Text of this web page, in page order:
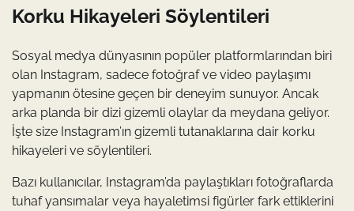
Korku Hikayeleri Söylentileri
Sosyal medya dünyasının popüler platformlarından biri
olan Instagram, sadece fotoğraf ve video paylaşımı
yapmanın ötesine geçen bir deneyim sunuyor. Ancak
arka planda bir dizi gizemli olaylar da meydana geliyor.
İşte size Instagram’ın gizemli tutanaklarına dair korku
hikayeleri ve söylentileri.
Bazı kullanıcılar, Instagram’da paylaştıkları fotoğraflarda
tuhaf yansımalar veya hayaletimsi figürler fark ettiklerini